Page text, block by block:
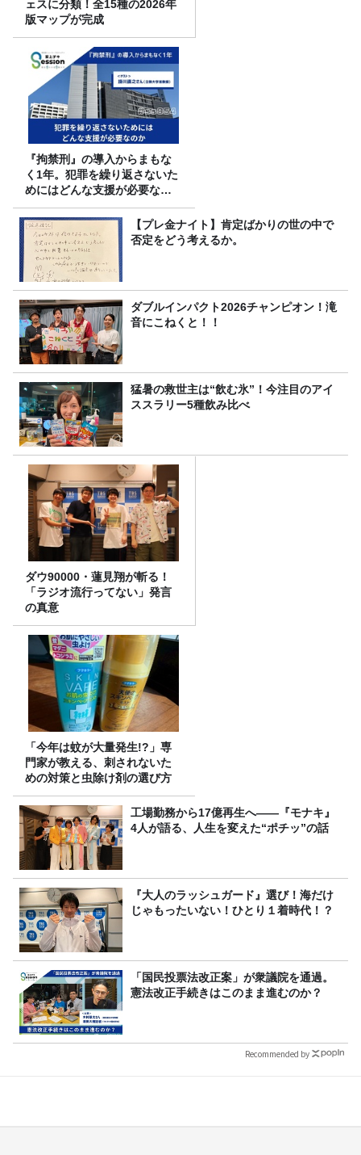
ェスに分類！全15種の2026年
版マップが完成
『拘禁刑』の導入からまもな
く1年。犯罪を繰り返さないた
めにはどんな支援が必要なの
か
【プレ金ナイト】肯定ばかりの世の中で
否定をどう考えるか。
ダブルインパクト2026チャンピオン！滝
音にこねくと！！
猛暑の救世主は“飲む氷”！今注目のアイ
ススラリー5種飲み比べ
ダウ90000・蓮見翔が斬る！
「ラジオ流行ってない」発言
の真意
「今年は蚊が大量発生!?」専
門家が教える、刺されないた
めの対策と虫除け剤の選び方
工場勤務から17億再生へ——『モナキ』
4人が語る、人生を変えた“ポチッ”の話
『大人のラッシュガード』選び！海だけ
じゃもったいない！ひとり１着時代！？
「国民投票法改正案」が衆議院を通過。
憲法改正手続きはこのまま進むのか？
Recommended by